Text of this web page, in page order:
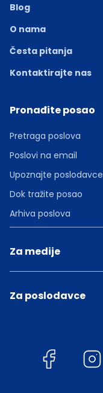
Blog
O nama
Česta pitanja
Kontaktirajte nas
Pronađite posao
Pretraga poslova
Poslovi na email
Upoznajte poslodavce
Dok tražite posao
Arhiva poslova
Za medije
Za poslodavce